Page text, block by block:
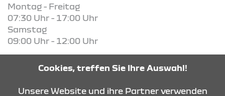
Montag - Freitag
07:30 Uhr - 17:00 Uhr
Samstag
09:00 Uhr - 12:00 Uhr
Ersatzteile
07:30 Uhr - 17:00 Uhr
Cookies, treffen Sie Ihre Auswahl!
Unsere Website und ihre Partner verwenden